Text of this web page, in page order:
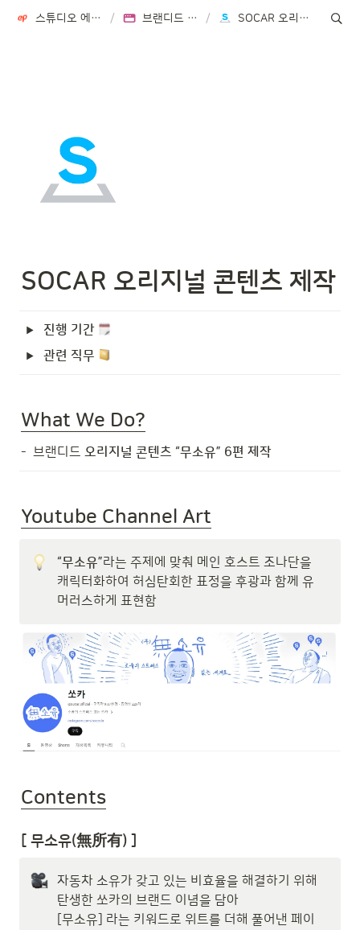
스튜디오 에피소드 STUDIO EPISODE / 브랜디드 콘텐츠 사업부 / SOCAR 오리지널 콘텐츠 제작
진행 기간
관련 직무
What We Do?
-  브랜디드 오리지널 콘텐츠 “무소유” 6편 제작
Youtube Channel Art
“무소유”라는 주제에 맞춰 메인 호스트 조나단을
캐릭터화하여 허심탄회한 표정을 후광과 함께 유
머러스하게 표현함
Contents
[ 무소유(無所有) ]
자동차 소유가 갖고 있는 비효율을 해결하기 위해
탄생한 쏘카의 브랜드 이념을 담아
[무소유] 라는 키워드로 위트를 더해 풀어낸 페이